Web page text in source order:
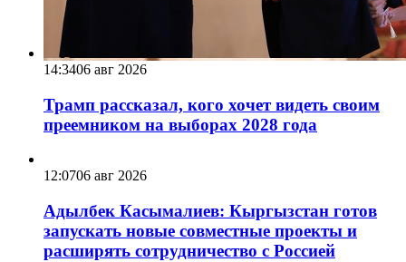
14:3406 авг 2026
Трамп рассказал, кого хочет видеть своим
преемником на выборах 2028 года
12:0706 авг 2026
Адылбек Касымалиев: Кыргызстан готов
запускать новые совместные проекты и
расширять сотрудничество с Россией